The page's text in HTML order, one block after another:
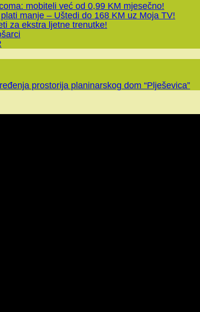
mobiteli već od 0,99 KM mjesečno!
manje – Uštedi do 168 KM uz Moja TV!
za ekstra ljetne trenutke!
prostorija planinarskog dom “Plješevica”